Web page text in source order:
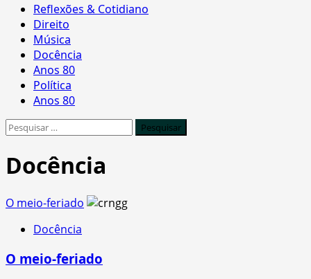
Primary
Menu
Reflexões & Cotidiano
Direito
Música
Docência
Anos 80
Política
Anos 80
Pesquisar
Docência
O meio-feriado
Docência
O meio-feriado